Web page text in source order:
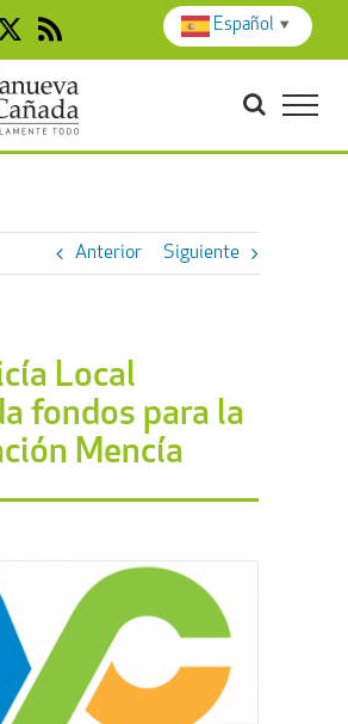
X Rss
Anterior Siguiente
Local
fondos para la
Mencía
Español ▼